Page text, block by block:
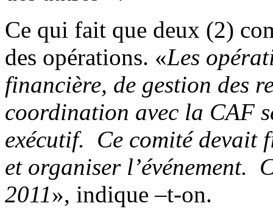
Ce qui fait que deux (2)
des opérations. «Les
financière, de gestion des
coordination avec la CAF
exécutif. Ce comité devait
et organiser l’événement.
2011», indique –t-on.